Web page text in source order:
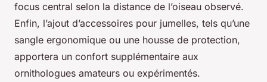
focus central selon la distance de l’oiseau observé.
Enfin, l’ajout d’accessoires pour jumelles, tels qu’une
sangle ergonomique ou une housse de protection,
apportera un confort supplémentaire aux
ornithologues amateurs ou expérimentés.